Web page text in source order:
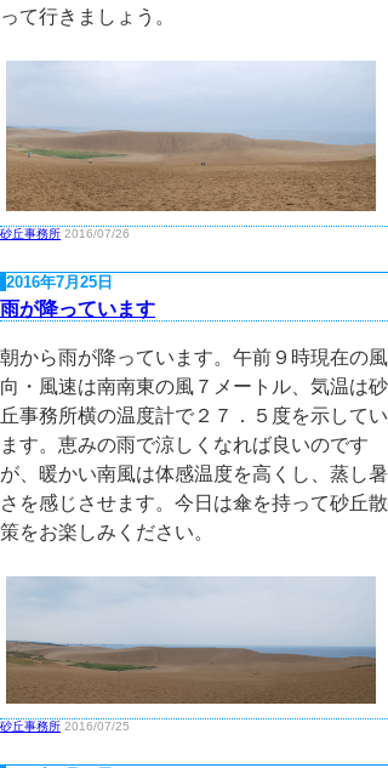
って行きましょう。
砂丘事務所 2016/07/26
2016年7月25日
雨が降っています
朝から雨が降っています。午前９時現在の風
向・風速は南南東の風７メートル、気温は砂
丘事務所横の温度計で２７．５度を示してい
ます。恵みの雨で涼しくなれば良いのです
が、暖かい南風は体感温度を高くし、蒸し暑
さを感じさせます。今日は傘を持って砂丘散
策をお楽しみください。
砂丘事務所 2016/07/25